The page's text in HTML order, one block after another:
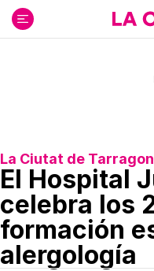
contenido
La Ciutat de
El Hospital
celebra los
formación
alergología